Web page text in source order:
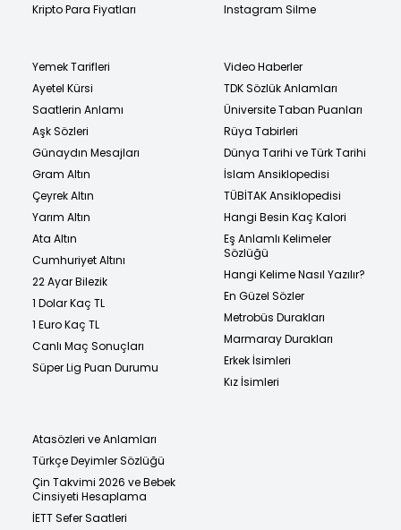
Kripto Para Fiyatları
Instagram Silme
Yemek Tarifleri
Ayetel Kürsi
Saatlerin Anlamı
Aşk Sözleri
Günaydın Mesajları
Gram Altın
Çeyrek Altın
Yarım Altın
Ata Altın
Cumhuriyet Altını
22 Ayar Bilezik
1 Dolar Kaç TL
1 Euro Kaç TL
Canlı Maç Sonuçları
Süper Lig Puan Durumu
Video Haberler
TDK Sözlük Anlamları
Üniversite Taban Puanları
Rüya Tabirleri
Dünya Tarihi ve Türk Tarihi
İslam Ansiklopedisi
TÜBİTAK Ansiklopedisi
Hangi Besin Kaç Kalori
Eş Anlamlı Kelimeler
Sözlüğü
Hangi Kelime Nasıl Yazılır?
En Güzel Sözler
Metrobüs Durakları
Marmaray Durakları
Erkek İsimleri
Kız İsimleri
Atasözleri ve Anlamları
Türkçe Deyimler Sözlüğü
Çin Takvimi 2026 ve Bebek
Cinsiyeti Hesaplama
İETT Sefer Saatleri